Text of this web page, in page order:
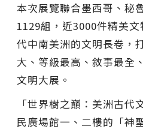
本次展覽聯合墨西哥、秘
1129組，近3000件精美
代中南美洲的文明長卷，
大、等級最高、敘事最全
文明大展。
「世界樹之巔：美洲古代
民廣場館一、二樓的「神